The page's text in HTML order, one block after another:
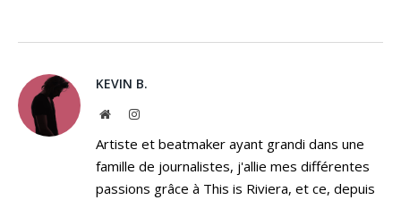
KEVIN B.
WebsiteInstagram
Artiste et beatmaker ayant grandi dans une
famille de journalistes, j'allie mes différentes
passions grâce à This is Riviera, et ce, depuis